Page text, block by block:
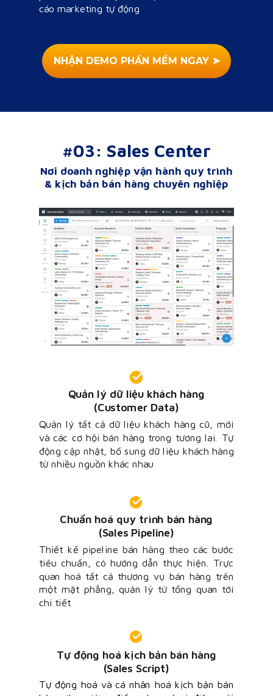
cáo marketing tự động
NHẬN DEMO PHẦN MỀM NGAY ➤
Quản lý dữ liệu khách hàng
(Customer Data)
Nơi doanh nghiệp vận hành quy trình
& kịch bản bán hàng chuyên nghiệp
#03: Sales Center
Chuẩn hoá quy trình bán hàng
(Sales Pipeline)
Tự động hoá kịch bản bán hàng
(Sales Script)
Quản lý tất cả dữ liệu khách hàng cũ, mới
và các cơ hội bán hàng trong tương lai. Tự
động cập nhật, bổ sung dữ liệu khách hàng
từ nhiều nguồn khác nhau
Thiết kế pipeline bán hàng theo các bước
tiêu chuẩn, có hướng dẫn thực hiện. Trực
quan hoá tất cả thương vụ bán hàng trên
một mặt phẳng, quản lý từ tổng quan tới
chi tiết
Tự động hoá và cá nhân hoá kịch bản bán